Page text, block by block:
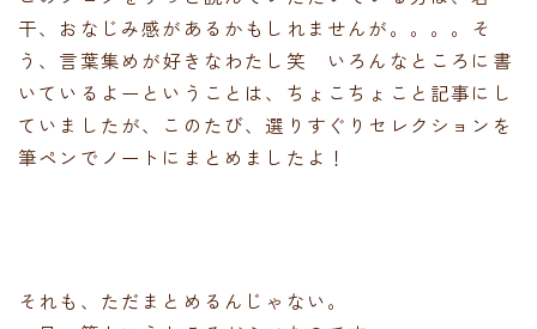
干、おなじみ感があるかもしれませんが。。。。そ
う、言葉集めが好きなわたし笑 いろんなところに書
いているよーということは、ちょこちょこと記事にし
ていましたが、このたび、選りすぐりセレクションを
筆ペンでノートにまとめましたよ！
それも、ただまとめるんじゃない。